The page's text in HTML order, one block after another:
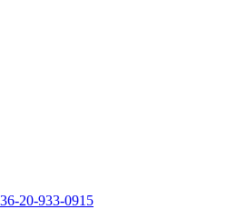
20-933-0915